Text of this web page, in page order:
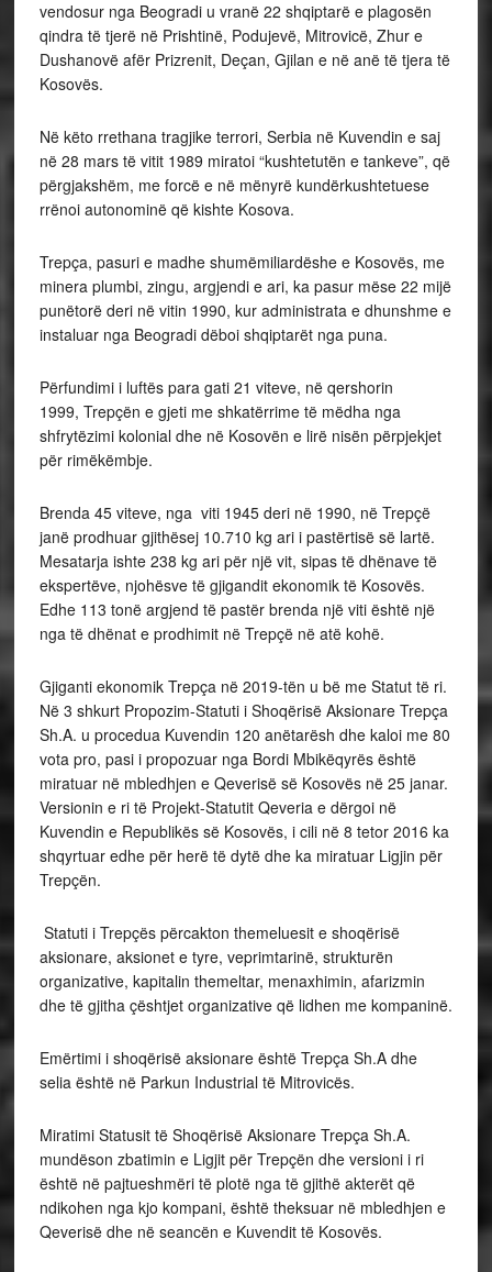
vendosur nga Beogradi u vranë 22 shqiptarë e plagosën
qindra të tjerë në Prishtinë, Podujevë, Mitrovicë, Zhur e
Dushanovë afër Prizrenit, Deçan, Gjilan e në anë të tjera të
Kosovës.
Në këto rrethana tragjike terrori, Serbia në Kuvendin e saj
në 28 mars të vitit 1989 miratoi “kushtetutën e tankeve”, që
përgjakshëm, me forcë e në mënyrë kundërkushtetuese
rrënoi autonominë që kishte Kosova.
Trepça, pasuri e madhe shumëmiliardëshe e Kosovës, me
minera plumbi, zingu, argjendi e ari, ka pasur mëse 22 mijë
punëtorë deri në vitin 1990, kur administrata e dhunshme e
instaluar nga Beogradi dëboi shqiptarët nga puna.
Përfundimi i luftës para gati 21 viteve, në qershorin
1999, Trepçën e gjeti me shkatërrime të mëdha nga
shfrytëzimi kolonial dhe në Kosovën e lirë nisën përpjekjet
për rimëkëmbje.
Brenda 45 viteve, nga viti 1945 deri në 1990, në Trepçë
janë prodhuar gjithësej 10.710 kg ari i pastërtisë së lartë.
Mesatarja ishte 238 kg ari për një vit, sipas të dhënave të
ekspertëve, njohësve të gjigandit ekonomik të Kosovës.
Edhe 113 tonë argjend të pastër brenda një viti është një
nga të dhënat e prodhimit në Trepçë në atë kohë.
Gjiganti ekonomik Trepça në 2019-tën u bë me Statut të ri.
Në 3 shkurt Propozim-Statuti i Shoqërisë Aksionare Trepça
Sh.A. u procedua Kuvendin 120 anëtarësh dhe kaloi me 80
vota pro, pasi i propozuar nga Bordi Mbikëqyrës është
miratuar në mbledhjen e Qeverisë së Kosovës në 25 janar.
Versionin e ri të Projekt-Statutit Qeveria e dërgoi në
Kuvendin e Republikës së Kosovës, i cili në 8 tetor 2016 ka
shqyrtuar edhe për herë të dytë dhe ka miratuar Ligjin për
Trepçën.
Statuti i Trepçës përcakton themeluesit e shoqërisë
aksionare, aksionet e tyre, veprimtarinë, strukturën
organizative, kapitalin themeltar, menaxhimin, afarizmin
dhe të gjitha çështjet organizative që lidhen me kompaninë.
Emërtimi i shoqërisë aksionare është Trepça Sh.A dhe
selia është në Parkun Industrial të Mitrovicës.
Miratimi Statusit të Shoqërisë Aksionare Trepça Sh.A.
mundëson zbatimin e Ligjit për Trepçën dhe versioni i ri
është në pajtueshmëri të plotë nga të gjithë akterët që
ndikohen nga kjo kompani, është theksuar në mbledhjen e
Qeverisë dhe në seancën e Kuvendit të Kosovës.